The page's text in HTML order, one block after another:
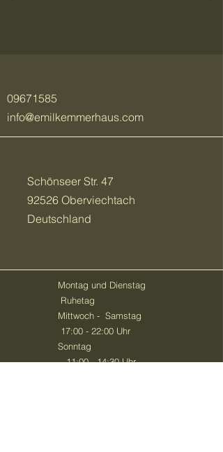
09671585
info@emilkemmerhaus.com
Schönseer Str. 47
92526 Oberviechtach
Deutschland
Montag und Dienstag
Ruhetag
Mittwoch - Samstag
17:00 - 22:00 Uhr
Sonntag
11:00 - 14:30 Uhr